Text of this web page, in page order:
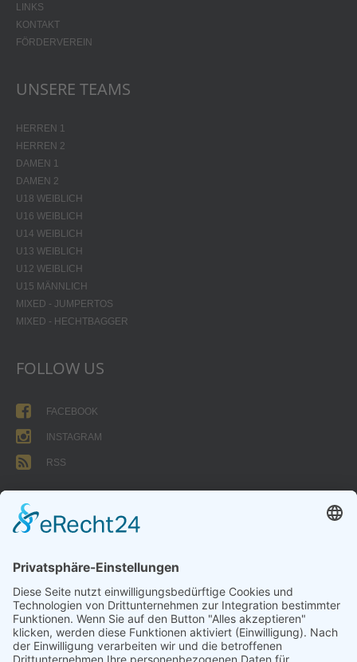
LINKS
KONTAKT
FÖRDERVEREIN
UNSERE TEAMS
HERREN 1
HERREN 2
DAMEN 1
DAMEN 2
U18 WEIBLICH
U16 WEIBLICH
U14 WEIBLICH
U13 WEIBLICH
U12 WEIBLICH
U15 MÄNNLICH
MIXED - JUMPERTOS
MIXED - HECHTBAGGER
FOLLOW US
FACEBOOK
INSTAGRAM
RSS
FORMULARE
Abteilungsbeitrag aktive Spieler:
Jugendliche unter 18: 25 EUR
Erwachsene: 50 EUR
UMMELDEANTRAG
ÜBUNGSLEITERZUWENDUNGEN